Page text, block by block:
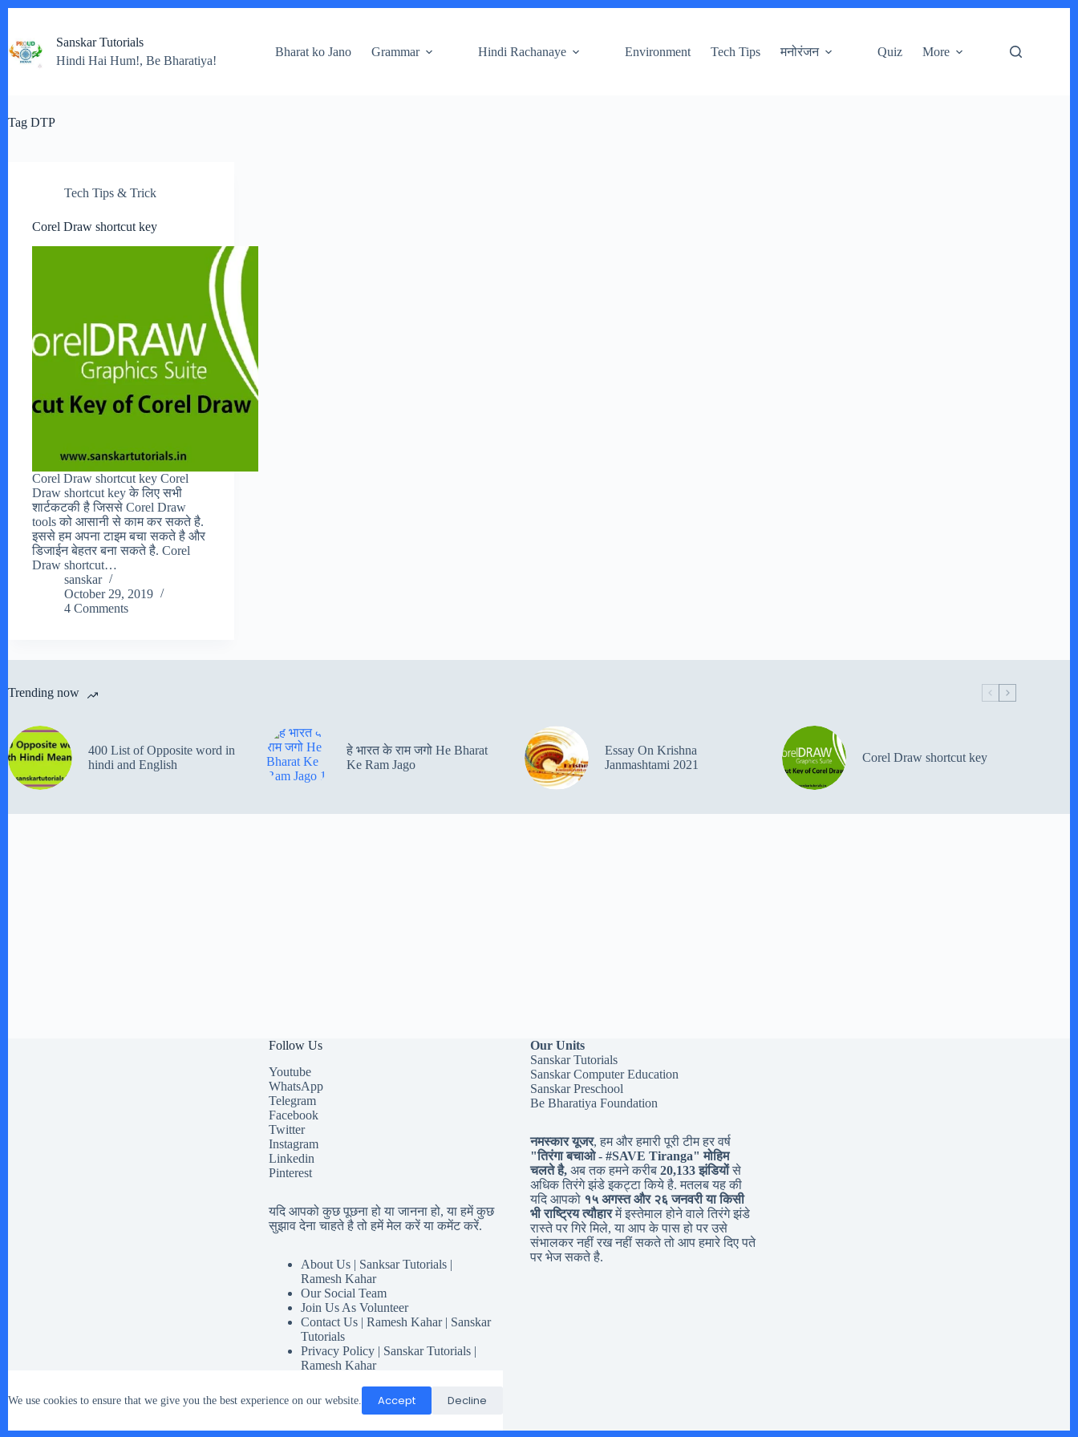
content
We use cookies to ensure that we give you the best experience on our website. Accept Decline
Sanskar Tutorials
Hindi Hai Hum!, Be Bharatiya!
Bharat ko Jano Grammar Hindi Rachanaye Environment Tech Tips मनोरंजन Quiz More
Tag DTP
Tech Tips & Trick
Corel Draw shortcut key
Corel Draw shortcut key Corel
Draw shortcut key के लिए सभी
शार्टकटकी है जिससे Corel Draw
tools को आसानी से काम कर सकते है.
इससे हम अपना टाइम बचा सकते है और
डिजाईन बेहतर बना सकते है. Corel
Draw shortcut…
sanskar
October 29, 2019
4 Comments
Trending now
400 List of Opposite word in
hindi and English
हे भारत के राम जगो He Bharat
Ke Ram Jago
Essay On Krishna
Janmashtami 2021
Corel Draw shortcut key
Follow Us
Youtube
WhatsApp
Telegram
Facebook
Twitter
Instagram
Linkedin
Pinterest
यदि आपको कुछ पूछना हो या जानना हो, या हमें कुछ
सुझाव देना चाहते है तो हमें मेल करें या कमेंट करें.
About Us | Sanksar Tutorials |
Ramesh Kahar
Our Social Team
Join Us As Volunteer
Contact Us | Ramesh Kahar | Sanskar
Tutorials
Privacy Policy | Sanskar Tutorials |
Ramesh Kahar
Our Social Responsibility
Terms And Conditions
Our Units
Sanskar Tutorials
Sanskar Computer Education
Sanskar Preschool
Be Bharatiya Foundation
नमस्कार यूजर, हम और हमारी पूरी टीम हर वर्ष
"तिरंगा बचाओ - #SAVE Tiranga" मोहिम
चलते है,अब तक हमने करीब 20,133 झंडियोंसे
अधिक तिरंगे झंडे इकट्टा किये है. मतलब यह की
यदि आपको १५ अगस्त और २६ जनवरी या किसी
भी राष्ट्रिय त्यौहारमें इस्तेमाल होने वाले तिरंगे झंडे
रास्ते पर गिरे मिले, या आप के पास हो पर उसे
संभालकर नहीं रख नहीं सकते तो आप हमारे दिए पते
पर भेज सकते है.